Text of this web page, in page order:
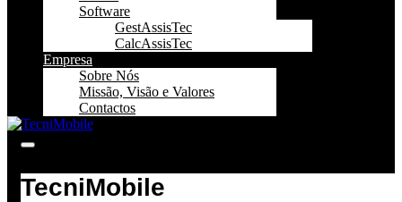
Software
GestAssisTec
CalcAssisTec
Empresa
Sobre Nós
Missão, Visão e Valores
Contactos
TecniMobile